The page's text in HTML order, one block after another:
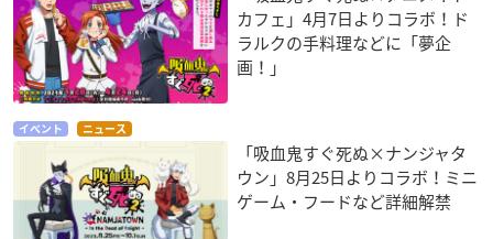
カフェ」4月7日よりコラボ！ド
ラルクの手料理などに「夢企
画！」
イベント ニュース
「吸血鬼すぐ死ぬ×ナンジャタ
ウン」8月25日よりコラボ！ミニ
ゲーム・フードなど詳細解禁